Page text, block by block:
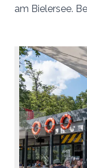
am Bielersee.